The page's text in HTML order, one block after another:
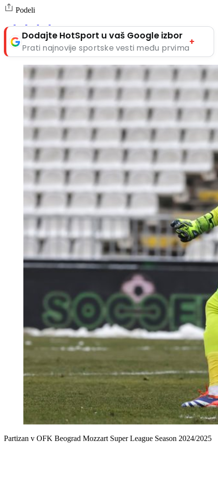
Podeli
Dodajte HotSport u vaš Google izbor
Prati najnovije sportske vesti među prvima
+
Partizan v OFK Beograd Mozzart Super League Season 2024/2025